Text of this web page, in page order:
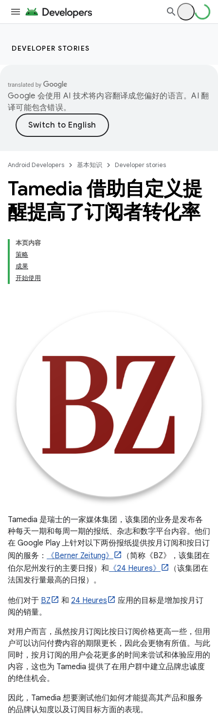
DEVELOPER STORIES
Google 会使用 AI 技术将内容翻译成您偏好的语言。AI 翻
译可能包含错误。
Android Developers 基本知识 Developer stories
Tamedia 借助自定义提
醒提高了订阅者转化率
本页内容
策略
成果
开始使用
Tamedia 是瑞士的一家媒体集团，该集团的业务是发布各
种每天一期和每周一期的报纸、杂志和数字平台内容。他们
在 Google Play 上针对以下两份报纸提供按月订阅和按日订
阅的服务：
《Berner Zeitung》
（简称《BZ》，该集团在
伯尔尼州发行的主要日报）和 《24 Heures》
（该集团在
法国发行量最高的日报）。
他们对于 BZ 和 24 Heures
应用的目标是增加按月订
阅的销量。
对用户而言，虽然按月订阅比按日订阅价格更高一些，但用
户可以访问付费内容的期限更长，因此会更物有所值。与此
同时，按月订阅的用户会花更多的时间来尝试和体验应用的
内容，这也为 Tamedia 提供了在用户群中建立品牌忠诚度
的绝佳机会。
因此，Tamedia 想要测试他们如何才能提高其产品和服务
的品牌认知度以及订阅目标方面的表现。